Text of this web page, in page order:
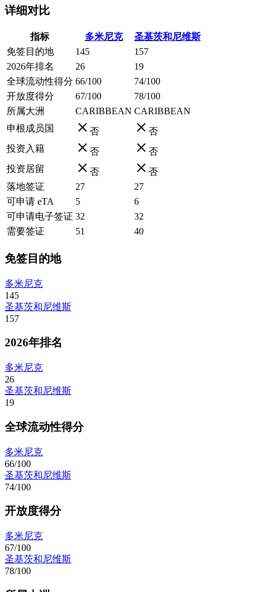
详细对比
指标 多米尼克
圣基茨和尼维斯
免签目的地
145
157
2026年排名
26
19
全球流动性得分 66/100
74/100
开放度得分
67/100
78/100
所属大洲
CARIBBEAN CARIBBEAN
申根成员国
否
否
投资入籍
否
否
投资居留
否
否
落地签证
27
27
可申请 eTA
5
6
可申请电子签证 32
32
需要签证
51 40
免签目的地
多米尼克
145
圣基茨和尼维斯
157
2026年排名
多米尼克
26
圣基茨和尼维斯
19
全球流动性得分
多米尼克
66/100
圣基茨和尼维斯
74/100
开放度得分
多米尼克
67/100
圣基茨和尼维斯
78/100